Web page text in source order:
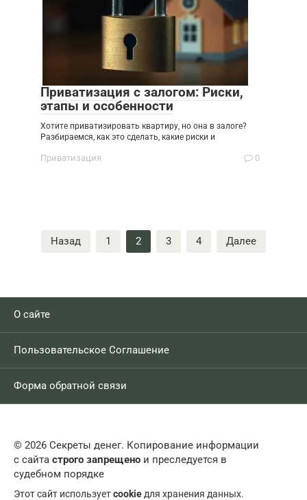
Приватизация с залогом: Риски,
этапы и особенности
Хотите приватизировать квартиру, но она в залоге?
Разбираемся, как это сделать, какие риски и
Приватизация 0
Пагинация
записей
Назад 1 2 3 4 Далее
О сайте
Пользовательское Соглашение
Форма обратной связи
© 2026 Секреты денег. Копирование информации
с сайта строго запрещено и преследуется в
судебном порядке
Этот сайт используетcookie для хранения данных.